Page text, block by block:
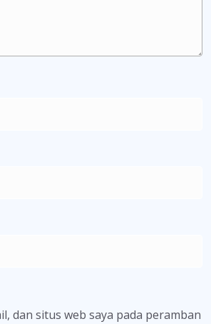
dan situs web saya pada peramban